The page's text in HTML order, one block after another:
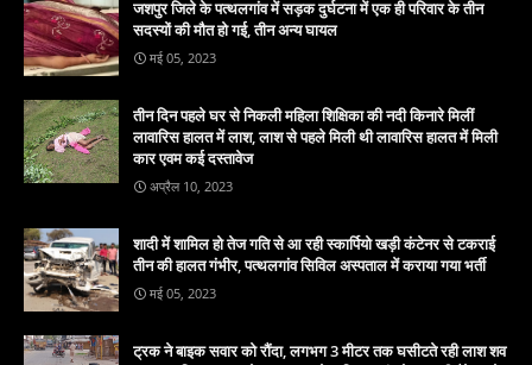
जशपुर जिले के पत्थलगांव में सड़क दुर्घटना में एक ही परिवार के तीन
सदस्यों की मौत हो गई, तीन अन्य घायल
मई 05, 2023
तीन दिन पहले घर से निकली महिला शिक्षिका की नदी किनारे मिलीं
लावारिस हालत में लाश, लाश से पहले मिली थी लावारिस हालत में मिली
कार एवम कई दस्तावेज
अप्रैल 10, 2023
शादी में शामिल हो तेज गति से आ रही स्कार्पियो खड़ी कंटेनर से टकराई
तीन की हालत गंभीर, पत्थलगांव सिविल अस्पताल में कराया गया भर्ती
मई 05, 2023
ट्रक ने बाइक सवार को रौंदा, लगभग 3 मीटर तक घसीटते रही लाश शव